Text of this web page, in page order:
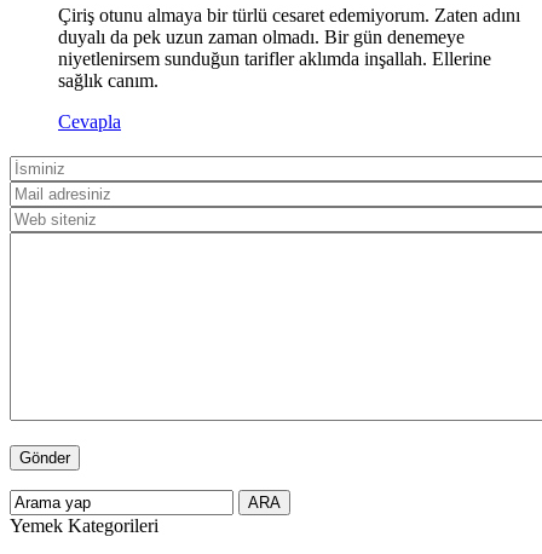
Çiriş otunu almaya bir türlü cesaret edemiyorum. Zaten adını
duyalı da pek uzun zaman olmadı. Bir gün denemeye
niyetlenirsem sunduğun tarifler aklımda inşallah. Ellerine
sağlık canım.
Cevapla
Yemek Kategorileri